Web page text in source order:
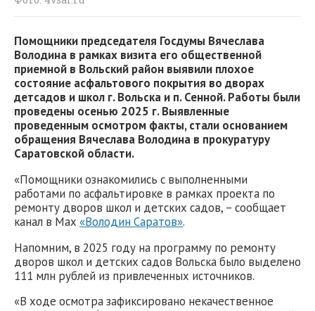
Помощники председателя Госдумы Вячеслава
Володина в рамках визита его общественной
приемной в Вольский район выявили плохое
состояние асфальтового покрытия во дворах
детсадов и школ г. Вольска и п. Сенной. Работы были
проведены осенью 2025 г. Выявленные
проведенным осмотром факты, стали основанием
обращения Вячеслава Володина в прокуратуру
Саратовской области.
«Помощники ознакомились с выполненными
работами по асфальтировке в рамках проекта по
ремонту дворов школ и детских садов, – сообщает
канал в Мах «Володин Саратов».
Напомним, в 2025 году на программу по ремонту
дворов школ и детских садов Вольска было выделено
111 млн рублей из привлеченных источников.
«В ходе осмотра зафиксировано некачественное